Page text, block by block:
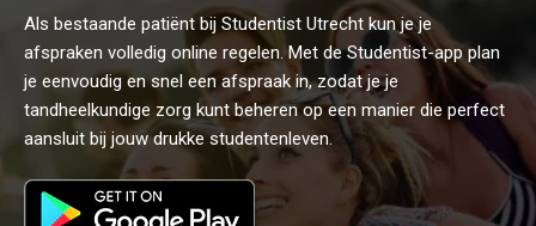
Als bestaande patiënt bij Studentist Utrecht kun je je
afspraken volledig online regelen. Met de Studentist-app plan
je eenvoudig en snel een afspraak in, zodat je je
tandheelkundige zorg kunt beheren op een manier die perfect
aansluit bij jouw drukke studentenleven.